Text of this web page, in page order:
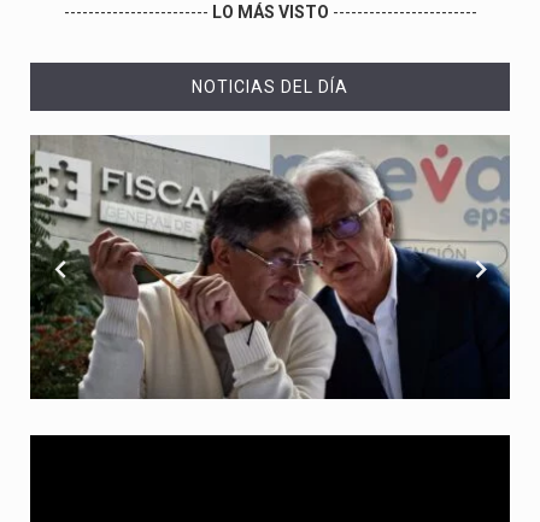
------------------------ LO MÁS VISTO ------------------------
NOTICIAS DEL DÍA